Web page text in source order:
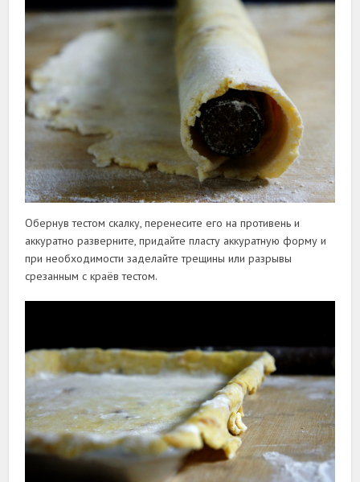
Обернув тестом скалку, перенесите его на противень и
аккуратно разверните, придайте пласту аккуратную форму и
при необходимости заделайте трещины или разрывы
срезанным с краёв тестом.